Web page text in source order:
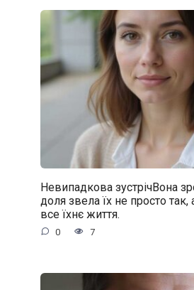
Невипадкова зустрічВона
доля звела їх не просто
все їхнє життя.
0 7